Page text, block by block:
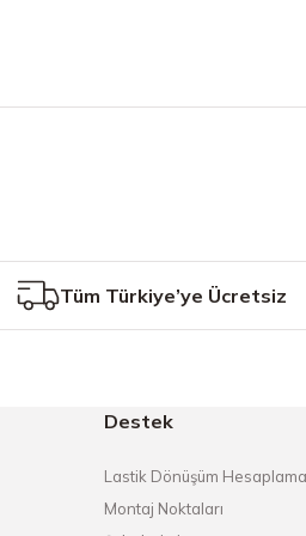
Tüm Türkiye’ye Ücretsiz
Destek
Lastik Dönüşüm Hesaplama
Montaj Noktaları